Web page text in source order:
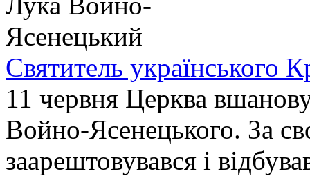
Cвятитель
11 червня Церква
Войно-Ясенецького. За
заарештовувався і